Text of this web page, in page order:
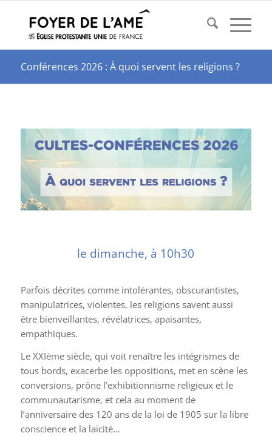
Conférences 2026 : À quoi servent les religions ?
le dimanche, à 10h30
Parfois décrites comme intolérantes, obscurantistes,
manipulatrices, violentes, les religions savent aussi
être bienveillantes, révélatrices, apaisantes,
empathiques.
Le XXIèmesiècle, qui voit renaître les intégrismes de
tous bords, exacerbe les oppositions, met en scène les
conversions, prône l’exhibitionnisme religieux et le
communautarisme, et cela au moment de
l’anniversaire des 120 ans de la loi de 1905 sur la libre
conscience et la laïcité…